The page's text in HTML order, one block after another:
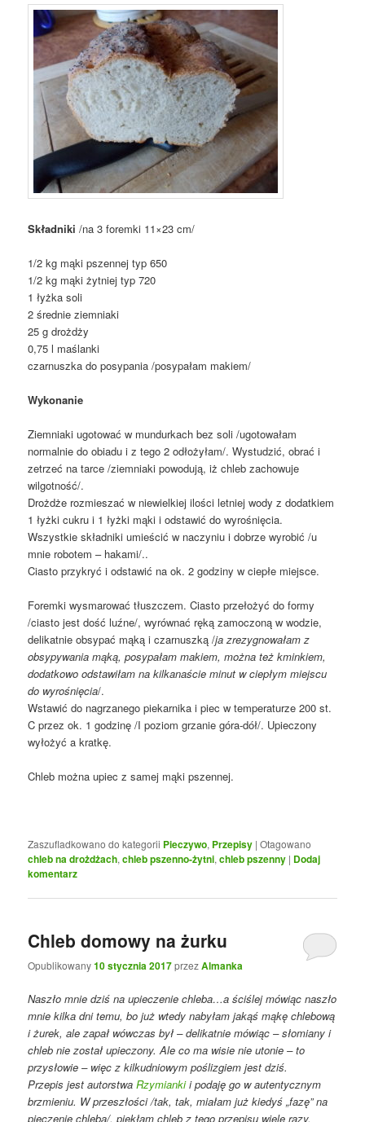
Składniki /na 3 foremki 11×23 cm/
1/2 kg mąki pszennej typ 650
1/2 kg mąki żytniej typ 720
1 łyżka soli
2 średnie ziemniaki
25 g drożdży
0,75 l maślanki
czarnuszka do posypania /posypałam makiem/
Wykonanie
Ziemniaki ugotować w mundurkach bez soli /ugotowałam
normalnie do obiadu i z tego 2 odłożyłam/. Wystudzić, obrać i
zetrzeć na tarce /ziemniaki powodują, iż chleb zachowuje
wilgotność/.
Drożdże rozmieszać w niewielkiej ilości letniej wody z dodatkiem
1 łyżki cukru i 1 łyżki mąki i odstawić do wyrośnięcia.
Wszystkie składniki umieścić w naczyniu i dobrze wyrobić /u
mnie robotem – hakami/..
Ciasto przykryć i odstawić na ok. 2 godziny w ciepłe miejsce.
Foremki wysmarować tłuszczem. Ciasto przełożyć do formy
/ciasto jest dość luźne/, wyrównać ręką zamoczoną w wodzie,
delikatnie obsypać mąką i czarnuszką /ja zrezygnowałam z
obsypywania mąką, posypałam makiem, można też kminkiem,
dodatkowo odstawiłam na kilkanaście minut w ciepłym miejscu
do wyrośnięcia/.
Wstawić do nagrzanego piekarnika i piec w temperaturze 200 st.
C przez ok. 1 godzinę /I poziom grzanie góra-dół/. Upieczony
wyłożyć a kratkę.
Chleb można upiec z samej mąki pszennej.
Zaszufladkowano do kategorii Pieczywo, Przepisy |Otagowano
chleb na drożdżach,chleb pszenno-żytni,chleb pszenny | Dodaj
komentarz
Chleb domowy na żurku
Opublikowany10 stycznia 2017przezAlmanka
Naszło mnie dziś na upieczenie chleba…a ściślej mówiąc naszło
mnie kilka dni temu, bo już wtedy nabyłam jakąś mąkę chlebową
i żurek, ale zapał wówczas był – delikatnie mówiąc – słomiany i
chleb nie został upieczony. Ale co ma wisie nie utonie – to
przysłowie – więc z kilkudniowym poślizgiem jest dziś.
Przepis jest autorstwaRzymiankiipodaję go w autentycznym
brzmieniu. W przeszłości /tak, tak, miałam już kiedyś „fazę” na
pieczenie chleba/, piekłam chleb z tego przepisu wiele razy.